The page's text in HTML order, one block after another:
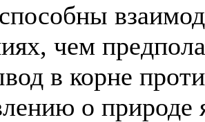
чем
в корне
о природе